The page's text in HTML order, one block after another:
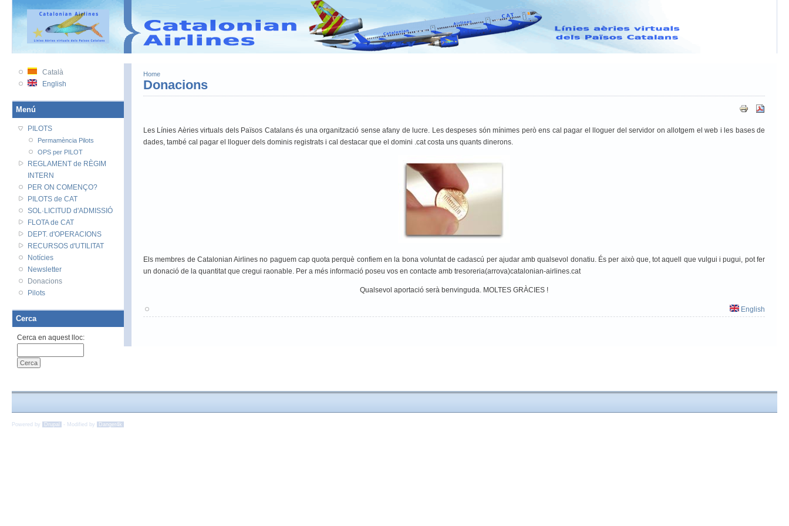
Home
Donacions
Les Línies Aèries virtuals dels Països Catalans és una organització sense afany de lucre. Les despeses són mínimes però ens cal pagar el lloguer del servidor on allotgem el web i les bases de
dades, també cal pagar el lloguer dels dominis registrats i cal destacar que el domini .cat costa uns quants dinerons.
Els membres de Catalonian Airlines no paguem cap quota perquè confiem en la bona voluntat de cadascú per ajudar amb qualsevol donatiu. És per això que, tot aquell que vulgui i pugui, pot fer
un donació de la quantitat que cregui raonable. Per a més informació poseu vos en contacte amb tresoreria(arrova)catalonian-airlines.cat
Qualsevol aportació serà benvinguda. MOLTES GRÀCIES !
English
Català
English
Menú
PILOTS
Permamència Pilots
OPS per PILOT
REGLAMENT de RÈGIM
INTERN
PER ON COMENÇO?
PILOTS de CAT
SOL·LICITUD d'ADMISSIÓ
FLOTA de CAT
DEPT. d'OPERACIONS
RECURSOS d'UTILITAT
Notícies
Newsletter
Donacions
Pilots
Cerca
Cerca en aquest lloc:
Powered by Drupal - Modified by Danger4k